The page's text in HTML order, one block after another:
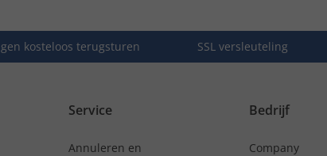
kosteloos terugsturen SSL versleuteling
Service
Annuleren en
Bedrijf
Company